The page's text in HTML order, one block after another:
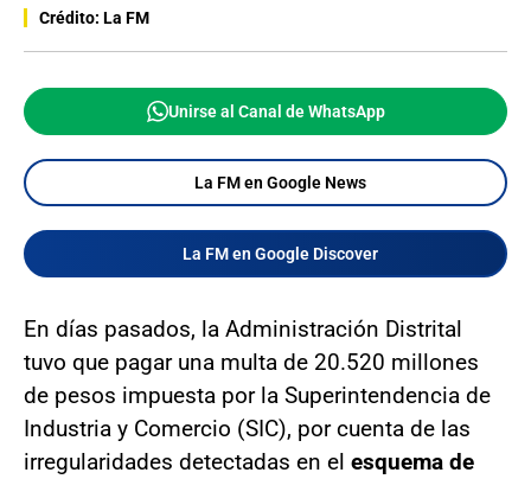
Crédito: La FM
Unirse al Canal de WhatsApp
La FM en Google News
La FM en Google Discover
En días pasados, la Administración Distrital
tuvo que pagar una multa de 20.520 millones
de pesos impuesta por la Superintendencia de
Industria y Comercio (SIC), por cuenta de las
irregularidades detectadas en el esquema de